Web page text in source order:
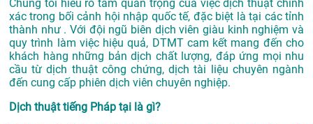
Chúng tôi hiểu rõ tầm quan trọng của việc dịch thuật chính
xác trong bối cảnh hội nhập quốc tế, đặc biệt là tại các tỉnh
thành như . Với đội ngũ biên dịch viên giàu kinh nghiệm và
quy trình làm việc hiệu quả, DTMT cam kết mang đến cho
khách hàng những bản dịch chất lượng, đáp ứng mọi nhu
cầu từ dịch thuật công chứng, dịch tài liệu chuyên ngành
đến cung cấp phiên dịch viên chuyên nghiệp.
Dịch thuật tiếng Pháp tại là gì?